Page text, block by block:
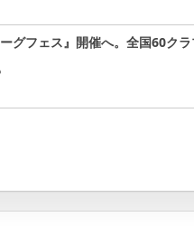
グフェス』開催へ。全国60ク